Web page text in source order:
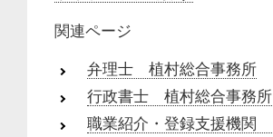
関連ページ
弁理士 植村総合事務所
行政書士 植村総合事務所
職業紹介・登録支援機関